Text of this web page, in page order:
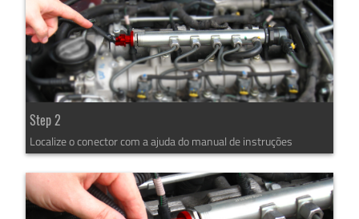
Step 2
Localize o conector com a ajuda do manual de instruções